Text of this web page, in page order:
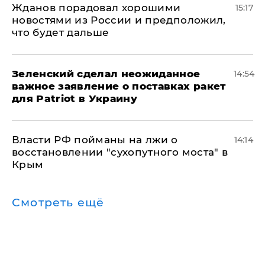
Жданов порадовал хорошими
новостями из России и предположил,
что будет дальше
15:17
Зеленский сделал неожиданное
важное заявление о поставках ракет
для Patriot в Украину
14:54
Власти РФ пойманы на лжи о
восстановлении "сухопутного моста" в
Крым
14:14
Смотреть ещё